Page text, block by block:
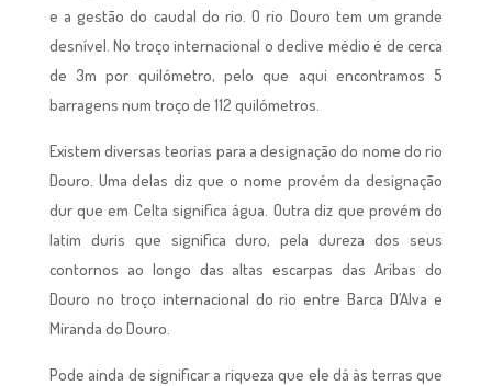
e a gestão do caudal do rio. O rio Douro tem um grande
desnível. No troço internacional o declive médio é de cerca
de 3m por quilómetro, pelo que aqui encontramos 5
barragens num troço de 112 quilómetros.
Existem diversas teorias para a designação do nome do rio
Douro. Uma delas diz que o nome provém da designação
dur que em Celta significa água. Outra diz que provém do
latim duris que significa duro, pela dureza dos seus
contornos ao longo das altas escarpas das Aribas do
Douro no troço internacional do rio entre Barca D’Alva e
Miranda do Douro.
Pode ainda de significar a riqueza que ele dá às terras que